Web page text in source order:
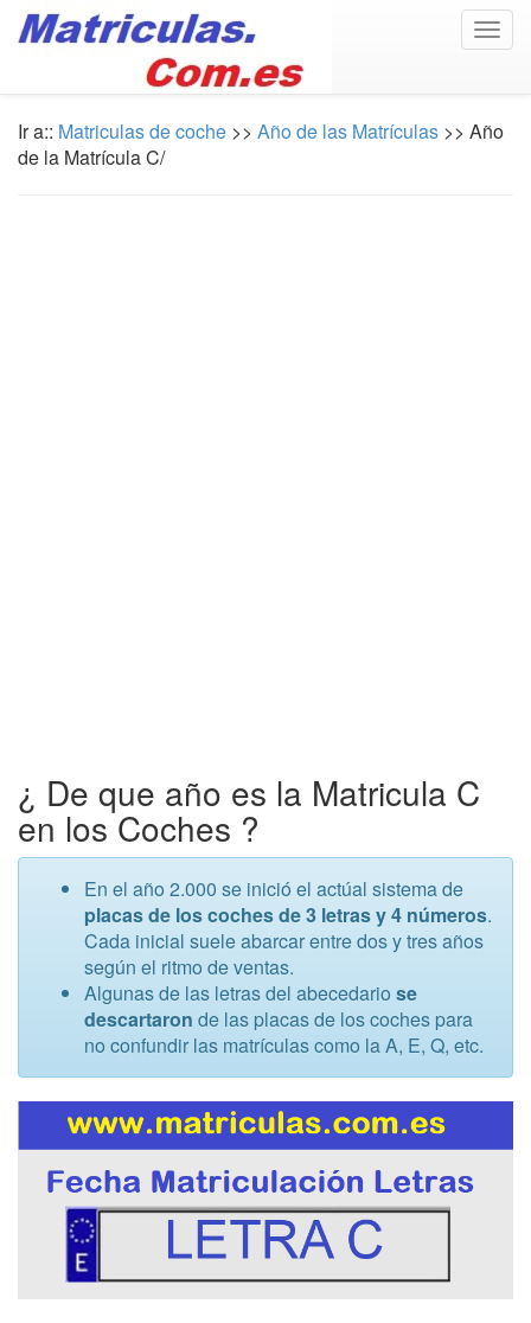
Ir a:: Matriculas de coche >> Año de las Matrículas >> Año
de la Matrícula C/
¿ De que año es la Matricula C
en los Coches ?
En el año 2.000 se inició el actúal sistema de
placas de los coches de 3 letras y 4 números.
Cada inicial suele abarcar entre dos y tres años
según el ritmo de ventas.
Algunas de las letras del abecedario se
descartaron de las placas de los coches para
no confundir las matrículas como la A, E, Q, etc.